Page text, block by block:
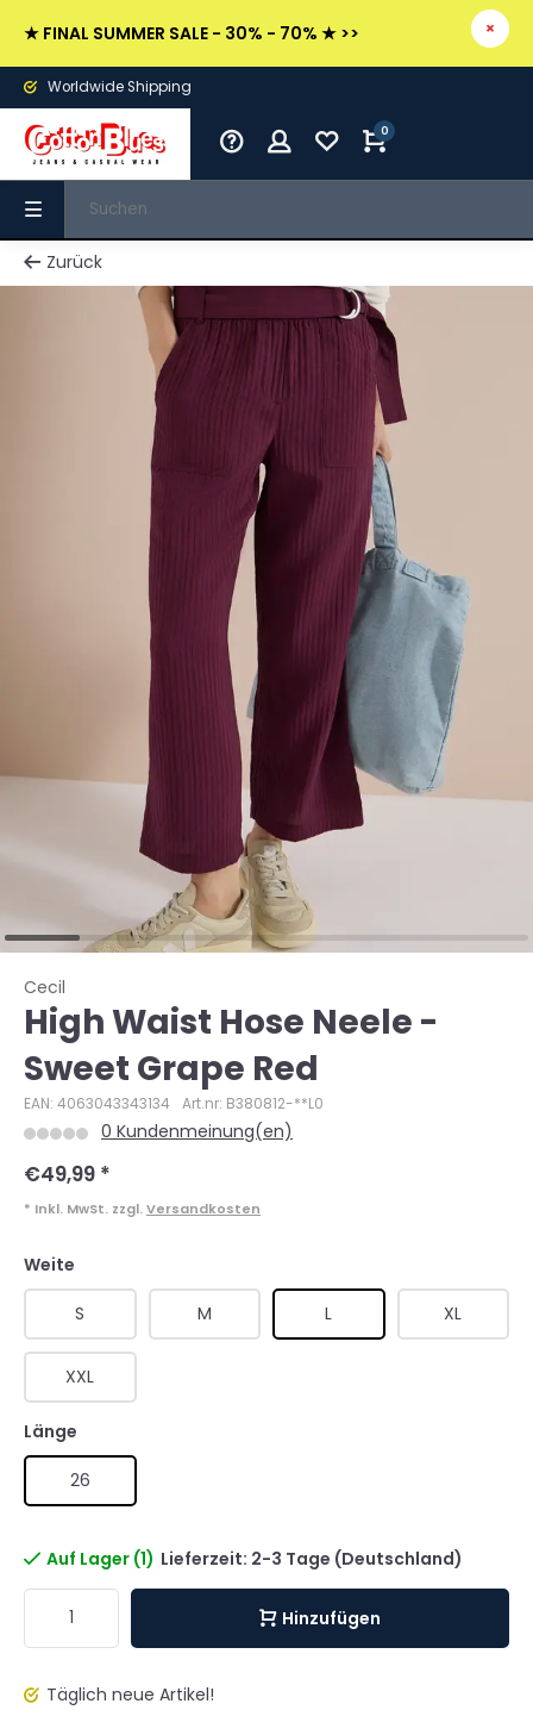
★ FINAL SUMMER SALE - 30% - 70% ★ >>
Worldwide Shipping
0
Zurück
Cecil
High Waist Hose Neele -
Sweet Grape Red
EAN: 4063043343134 Art.nr: B380812-**L0
0 Kundenmeinung(en)
€49,99 *
* Inkl. MwSt. zzgl. Versandkosten
Weite
S M L XL
XXL
Länge
26
Auf Lager (1) Lieferzeit: 2-3 Tage (Deutschland)
Hinzufügen
Täglich neue Artikel!